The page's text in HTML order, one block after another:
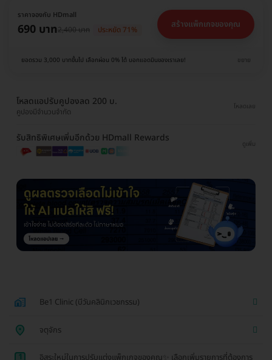
ราคาจองกับ HDmall
690 บาท2,400 บาท ประหยัด 71% สร้างแพ็กเกจของคุณ
ยอดรวม 3,000 บาทขึ้นไป เลือกผ่อน 0% ได้ บอกแอดมินของเราเลย! ขยาย
โหลดแอปรับคูปองลด 200 บ.
คูปองมีจำนวนจำกัด
โหลดเลย
รับสิทธิพิเศษเพิ่มอีกด้วย HDmall Rewards
ดูเพิ่ม
Be1 Clinic (บีวันคลินิกเวชกรรม)
จตุจักร
1
อิสระใหม่ในการปรับแต่งแพ็กเกจของคุณ✨ เลือกเพิ่มรายการที่ต้องการ